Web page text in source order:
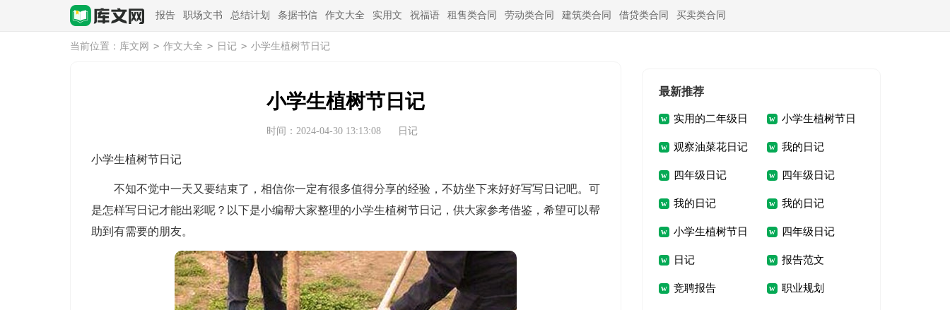
报告 职场文书 总结计划 条据书信 作文大全 实用文 祝福语 租售类合同 劳动类合同 建筑类合同 借贷类合同 买卖类合同
当前位置： 库文网 > 作文大全 > 日记 > 小学生植树节日记
小学生植树节日记
时间：2024-04-30 13:13:08 日记
小学生植树节日记
不知不觉中一天又要结束了，相信你一定有很多值得分享的经验，不妨坐下来好好写写日记吧。可
是怎样写日记才能出彩呢？以下是小编帮大家整理的小学生植树节日记，供大家参考借鉴，希望可以帮
助到有需要的朋友。
最新推荐
实用的二年级日
记
小学生植树节日
记
观察油菜花日记
观察油菜花日记350
三年级
我的日记
四年级日记 四年级日记
我的日记 我的日记
小学生植树节日
记300字
四年级日记
日记 报告范文
竞聘报告 职业规划